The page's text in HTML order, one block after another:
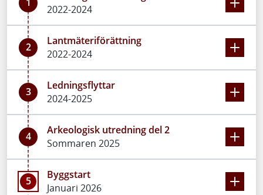
2022-2024
2
Lantmäteriförättning
2022-2024
3
Ledningsflyttar
2024-2025
4
Arkeologisk utredning del 2
Sommaren 2025
5
Byggstart
Januari 2026